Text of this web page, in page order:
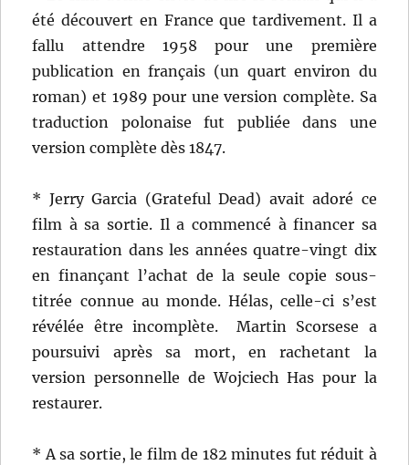
été découvert en France que tardivement. Il a
fallu attendre 1958 pour une première
publication en français (un quart environ du
roman) et 1989 pour une version complète. Sa
traduction polonaise fut publiée dans une
version complète dès 1847.
* Jerry Garcia (Grateful Dead) avait adoré ce
film à sa sortie. Il a commencé à financer sa
restauration dans les années quatre-vingt dix
en finançant l’achat de la seule copie sous-
titrée connue au monde. Hélas, celle-ci s’est
révélée être incomplète. Martin Scorsese a
poursuivi après sa mort, en rachetant la
version personnelle de Wojciech Has pour la
restaurer.
* A sa sortie, le film de 182 minutes fut réduit à